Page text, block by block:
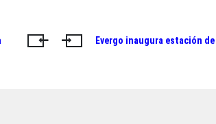
Evergo inaugura estación